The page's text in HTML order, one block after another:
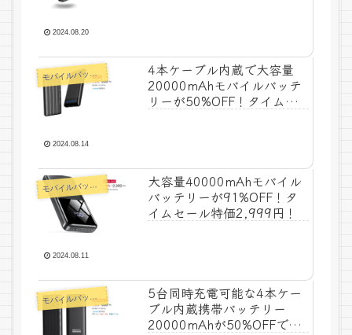
2024.08.20
モ
バイルバッテリー
4本ケーブル内蔵で大容量
20000mAhモバイルバッテ
リーが50%OFF！タイムセ
2024.08.14
モ
バイルバッテリー
大容量40000mAhモバイル
バッテリーが91%OFF！タ
イムセール特価2,999円！
2024.08.11
モ
バイルバッテリー
5台同時充電可能な4本ケー
ブル内蔵携帯バッテリー
20000mAhが50%OFFでタ